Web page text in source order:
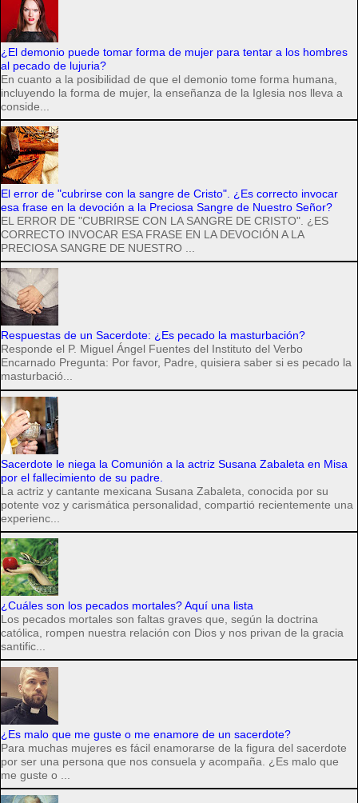
¿El demonio puede tomar forma de mujer para tentar a los hombres
al pecado de lujuria?
En cuanto a la posibilidad de que el demonio tome forma humana,
incluyendo la forma de mujer, la enseñanza de la Iglesia nos lleva a
conside...
El error de "cubrirse con la sangre de Cristo". ¿Es correcto invocar
esa frase en la devoción a la Preciosa Sangre de Nuestro Señor?
EL ERROR DE "CUBRIRSE CON LA SANGRE DE CRISTO". ¿ES
CORRECTO INVOCAR ESA FRASE EN LA DEVOCIÓN A LA
PRECIOSA SANGRE DE NUESTRO ...
Respuestas de un Sacerdote: ¿Es pecado la masturbación?
Responde el P. Miguel Ángel Fuentes del Instituto del Verbo
Encarnado Pregunta: Por favor, Padre, quisiera saber si es pecado la
masturbació...
Sacerdote le niega la Comunión a la actriz Susana Zabaleta en Misa
por el fallecimiento de su padre.
La actriz y cantante mexicana Susana Zabaleta, conocida por su
potente voz y carismática personalidad, compartió recientemente una
experienc...
¿Cuáles son los pecados mortales? Aquí una lista
Los pecados mortales son faltas graves que, según la doctrina
católica, rompen nuestra relación con Dios y nos privan de la gracia
santific...
¿Es malo que me guste o me enamore de un sacerdote?
Para muchas mujeres es fácil enamorarse de la figura del sacerdote
por ser una persona que nos consuela y acompaña. ¿Es malo que
me guste o ...